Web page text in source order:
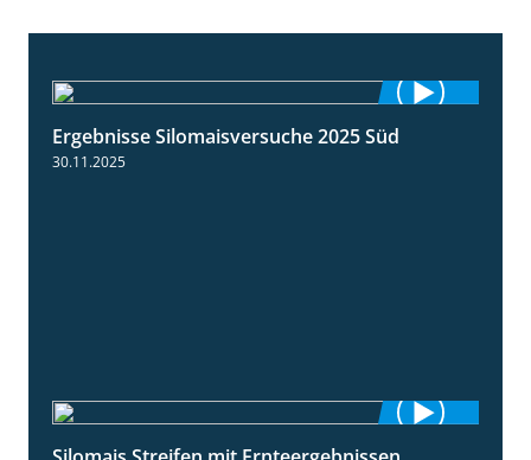
Ergebnisse Silomaisversuche 2025 Süd
30.11.2025